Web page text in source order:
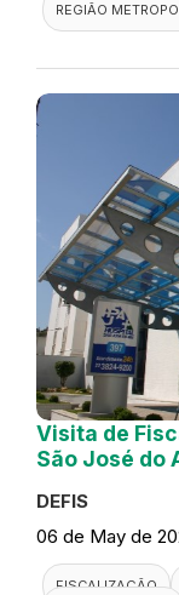
REGIÃO
Visita de
São José do
DEFIS
06 de May de
FISCALIZAÇÃO